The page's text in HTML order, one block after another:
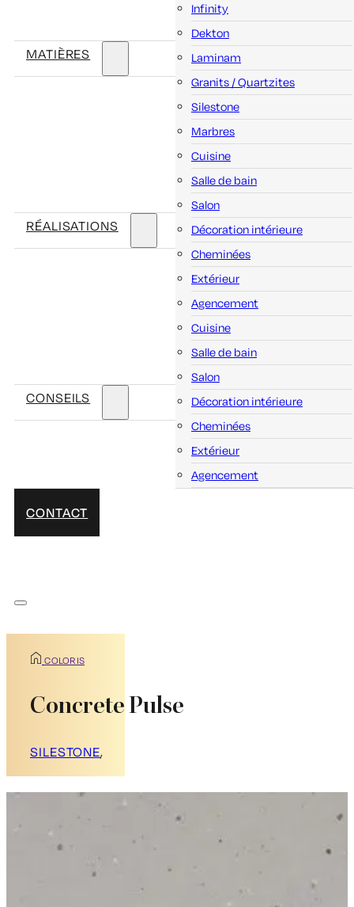
MATIÈRES
Infinity
Dekton
Laminam
Granits / Quartzites
Silestone
Marbres
RÉALISATIONS
Cuisine
Salle de bain
Salon
Décoration intérieure
Cheminées
Extérieur
Agencement
CONSEILS
Cuisine
Salle de bain
Salon
Décoration intérieure
Cheminées
Extérieur
Agencement
CONTACT
COLORIS
Concrete Pulse
SILESTONE